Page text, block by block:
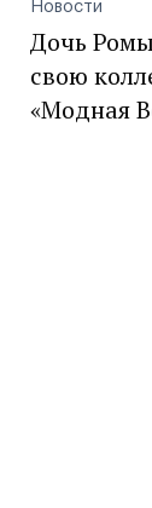
Новости
Дочь
свою
«Модная